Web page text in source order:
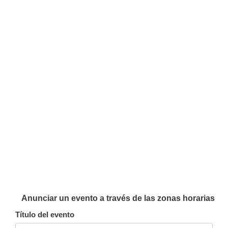
Anunciar un evento a través de las zonas horarias
Título del evento